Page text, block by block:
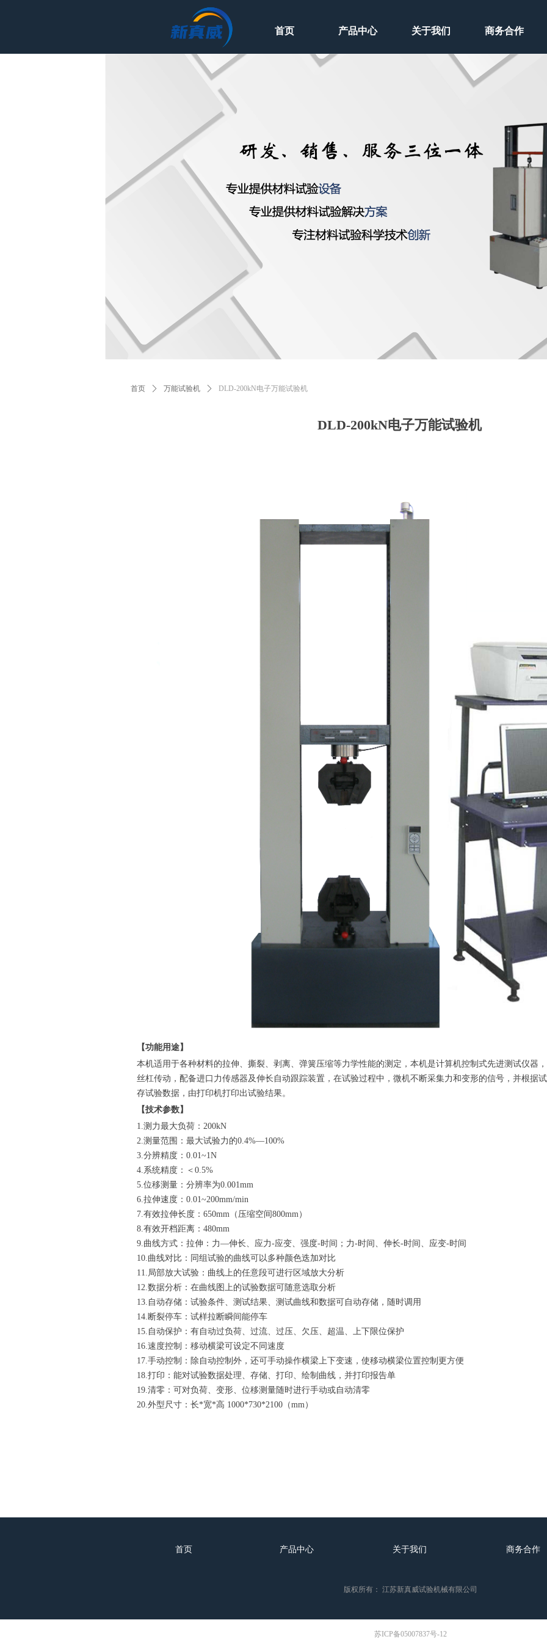
首页 产品中心 关于我们 商务合作
首页 ꄲ 万能试验机 ꄲ DLD-200kN电子万能试验机
DLD-200kN电子万能试验机
【功能用途】
本机适用于各种材料的拉伸、撕裂、剥离、弹簧压缩等力学性能的测定，本机是计算机控制式先进测试仪器
丝杠传动，配备进口力传感器及伸长自动跟踪装置，在试验过程中，微机不断采集力和变形的信号，并根据
存试验数据，由打印机打印出试验结果。
【技术参数】
1.测力最大负荷：200kN
2.测量范围：最大试验力的0.4%—100%
3.分辨精度：0.01~1N
4.系统精度：＜0.5%
5.位移测量：分辨率为0.001mm
6.拉伸速度：0.01~200mm/min
7.有效拉伸长度：650mm（压缩空间800mm）
8.有效开档距离：480mm
9.曲线方式：拉伸：力—伸长、应力-应变、强度-时间；力-时间、伸长-时间、应变-时间
10.曲线对比：同组试验的曲线可以多种颜色迭加对比
11.局部放大试验：曲线上的任意段可进行区域放大分析
12.数据分析：在曲线图上的试验数据可随意选取分析
13.自动存储：试验条件、测试结果、测试曲线和数据可自动存储，随时调用
14.断裂停车：试样拉断瞬间能停车
15.自动保护：有自动过负荷、过流、过压、欠压、超温、上下限位保护
16.速度控制：移动横梁可设定不同速度
17.手动控制：除自动控制外，还可手动操作横梁上下变速，使移动横梁位置控制更方便
18.打印：能对试验数据处理、存储、打印、绘制曲线，并打印报告单
19.清零：可对负荷、变形、位移测量随时进行手动或自动清零
20.外型尺寸：长*宽*高 1000*730*2100（mm）
首页 产品中心 关于我们 商务合作
版权所有： 江苏新真威试验机械有限公司
苏ICP备05007837号-12